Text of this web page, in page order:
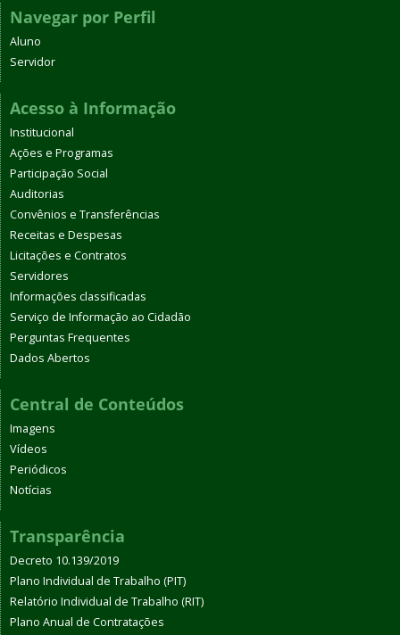
Navegar por Perfil
Aluno
Servidor
Acesso à Informação
Institucional
Ações e Programas
Participação Social
Auditorias
Convênios e Transferências
Receitas e Despesas
Licitações e Contratos
Servidores
Informações classificadas
Serviço de Informação ao Cidadão
Perguntas Frequentes
Dados Abertos
Central de Conteúdos
Imagens
Vídeos
Periódicos
Notícias
Transparência
Decreto 10.139/2019
Plano Individual de Trabalho (PIT)
Relatório Individual de Trabalho (RIT)
Plano Anual de Contratações